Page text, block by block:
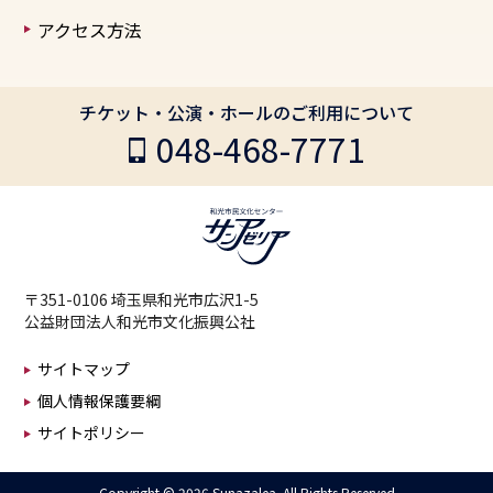
アクセス方法
チケット・公演・ホールのご利用について
048-468-7771
〒351-0106 埼玉県和光市広沢1-5
公益財団法人和光市文化振興公社
サイトマップ
個人情報保護要綱
サイトポリシー